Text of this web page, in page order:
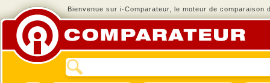
Bienvenue sur i-Comparateur, le moteur de comparaison